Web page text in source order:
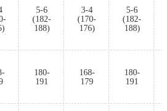
5-6
(182-
188)
3-4
(170-
176)
5-6
(182-
188)
180-
191
168-
179
180-
191